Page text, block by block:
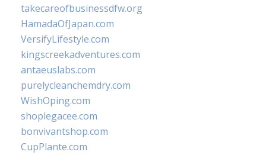
takecareofbusinessdfw.org
HamadaOfJapan.com
VersifyLifestyle.com
kingscreekadventures.com
antaeuslabs.com
purelycleanchemdry.com
WishOping.com
shoplegacee.com
bonvivantshop.com
CupPlante.com